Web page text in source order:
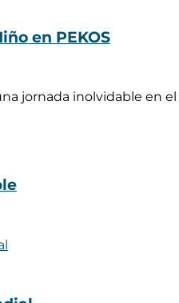
en PEKOS
jornada inolvidable en